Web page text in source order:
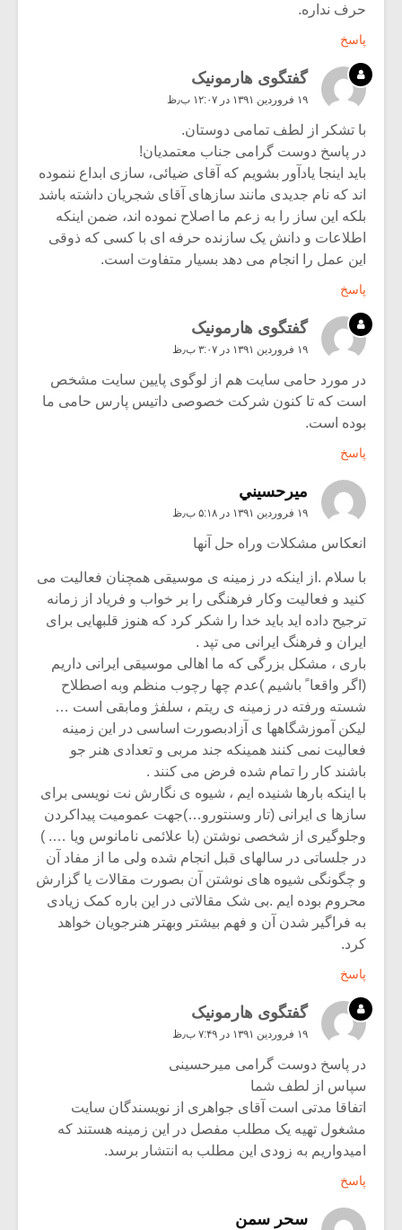
حرف نداره.
پاسخ
گفتگوی هارمونیک
۱۹ فروردین ۱۳۹۱ در ۱۲:۰۷ ب٫ظ
با تشکر از لطف تمامی دوستان.
در پاسخ دوست گرامی جناب معتمدیان!
باید اینجا یادآور بشویم که آقای ضیائی، سازی ابداع ننموده
اند که نام جدیدی مانند سازهای آقای شجریان داشته باشد
بلکه این ساز را به زعم ما اصلاح نموده اند، ضمن اینکه
اطلاعات و دانش یک سازنده حرفه ای با کسی که ذوقی
این عمل را انجام می دهد بسیار متفاوت است.
پاسخ
گفتگوی هارمونیک
۱۹ فروردین ۱۳۹۱ در ۳:۰۷ ب٫ظ
در مورد حامی سایت هم از لوگوی پایین سایت مشخص
است که تا کنون شرکت خصوصی داتیس پارس حامی ما
بوده است.
پاسخ
ميرحسيني
۱۹ فروردین ۱۳۹۱ در ۵:۱۸ ب٫ظ
انعکاس مشکلات وراه حل آنها
با سلام .از اینکه در زمینه ی موسیقی همچنان فعالیت می
کنید و فعالیت وکار فرهنگی را بر خواب و فریاد از زمانه
ترجیح داده اید باید خدا را شکر کرد که هنوز قلبهایی برای
ایران و فرهنگ ایرانی می تپد .
باری ، مشکل بزرگی که ما اهالی موسیقی ایرانی داریم
(اگر واقعا ً باشیم )عدم چها رچوب منظم وبه اصطلاح
شسته ورفته در زمینه ی ریتم ، سلفژ ومابقی است …
لیکن آموزشگاهها ی آزادبصورت اساسی در این زمینه
فعالیت نمی کنند همینکه جند مربی و تعدادی هنر جو
باشند کار را تمام شده فرض می کنند .
با اینکه بارها شنیده ایم ، شیوه ی نگارش نت نویسی برای
سازها ی ایرانی (تار وسنتورو…)جهت عمومیت پیداکردن
وجلوگیری از شخصی نوشتن (با علائمی نامانوس ویا …. )
در جلساتی در سالهای قبل انجام شده ولی ما از مفاد آن
و چگونگی شیوه های نوشتن آن بصورت مقالات یا گزارش
محروم بوده ایم .بی شک مقالاتی در این باره کمک زیادی
به فراگیر شدن آن و فهم بیشتر وبهتر هنرجویان خواهد
کرد.
پاسخ
گفتگوی هارمونیک
۱۹ فروردین ۱۳۹۱ در ۷:۴۹ ب٫ظ
در پاسخ دوست گرامی میرحسینی
سپاس از لطف شما
اتفاقا مدتی است آقای جواهری از نویسندگان سایت
مشغول تهیه یک مطلب مفصل در این زمینه هستند که
امیدواریم به زودی این مطلب به انتشار برسد.
پاسخ
سحر سمن